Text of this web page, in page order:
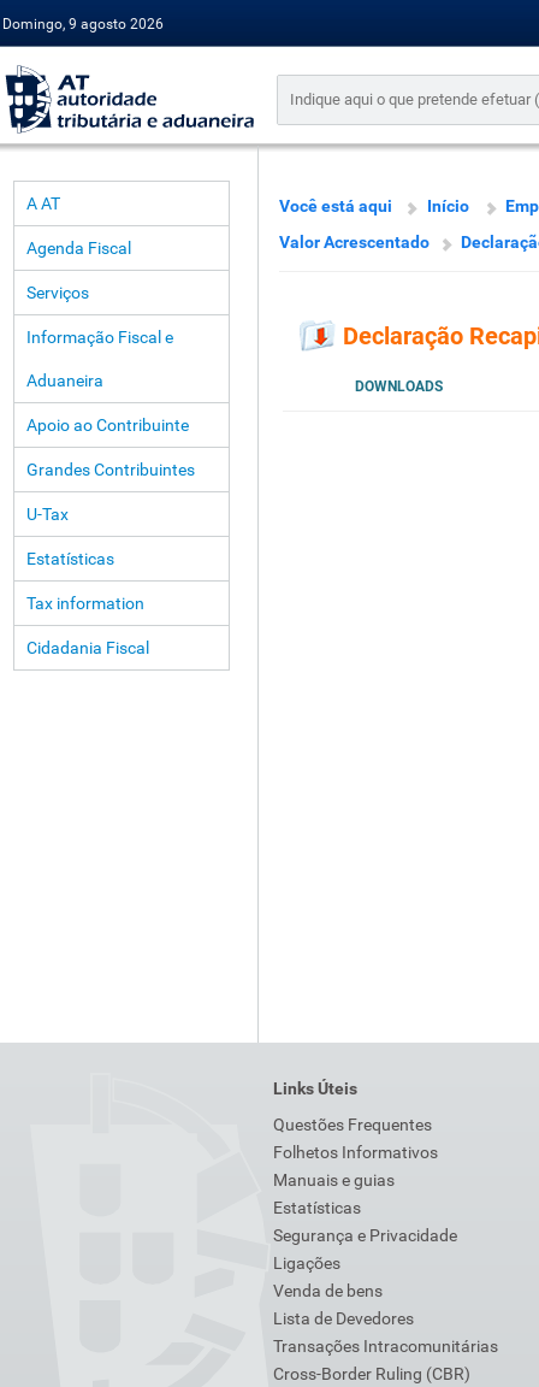
Domingo, 9 agosto 2026
A AT
Agenda Fiscal
Serviços
Informação Fiscal e
Aduaneira
Apoio ao Contribuinte
Grandes Contribuintes
U-Tax
Estatísticas
Tax information
Cidadania Fiscal
Você está aqui Início
Valor Acrescentado
Declaração
DOWNLOADS
Links Úteis
Questões Frequentes
Folhetos Informativos
Manuais e guias
Estatísticas
Segurança e Privacidade
Ligações
Venda de bens
Lista de Devedores
Transações Intracomunitárias
Cross-Border Ruling (CBR)